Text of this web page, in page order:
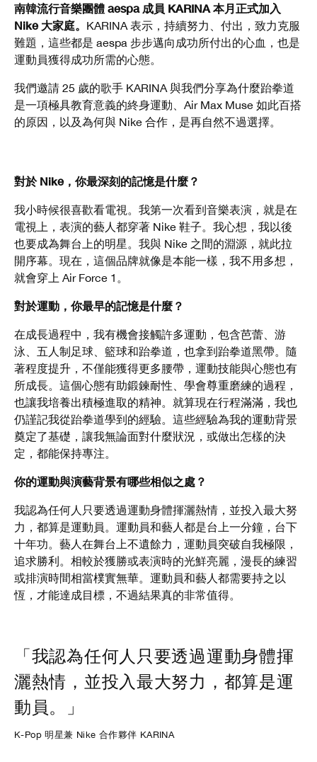
南韓流行音樂團體 aespa 成員 KARINA 本月正式加入
Nike 大家庭。 KARINA 表示，持續努力、付出，致力克服
難題，這些都是 aespa 步步邁向成功所付出的心血，也是
運動員獲得成功所需的心態。
我們邀請 25 歲的歌手 KARINA 與我們分享為什麼跆拳道
是一項極具教育意義的終身運動、Air Max Muse 如此百搭
的原因，以及為何與 Nike 合作，是再自然不過選擇。
對於 Nike，你最深刻的記憶是什麼？
我小時候很喜歡看電視。我第一次看到音樂表演，就是在
電視上，表演的藝人都穿著 Nike 鞋子。我心想，我以後
也要成為舞台上的明星。我與 Nike 之間的淵源，就此拉
開序幕。現在，這個品牌就像是本能一樣，我不用多想，
就會穿上 Air Force 1。
對於運動，你最早的記憶是什麼？
在成長過程中，我有機會接觸許多運動，包含芭蕾、游
泳、五人制足球、籃球和跆拳道，也拿到跆拳道黑帶。隨
著程度提升，不僅能獲得更多腰帶，運動技能與心態也有
所成長。這個心態有助鍛鍊耐性、學會尊重磨練的過程，
也讓我培養出積極進取的精神。就算現在行程滿滿，我也
仍謹記我從跆拳道學到的經驗。這些經驗為我的運動背景
奠定了基礎，讓我無論面對什麼狀況，或做出怎樣的決
定，都能保持專注。
你的運動與演藝背景有哪些相似之處？
我認為任何人只要透過運動身體揮灑熱情，並投入最大努
力，都算是運動員。運動員和藝人都是台上一分鐘，台下
十年功。藝人在舞台上不遺餘力，運動員突破自我極限，
追求勝利。相較於獲勝或表演時的光鮮亮麗，漫長的練習
或排演時間相當樸實無華。運動員和藝人都需要持之以
恆，才能達成目標，不過結果真的非常值得。
「我認為任何人只要透過運動身體揮
灑熱情，並投入最大努力，都算是運
動員。」
K-Pop 明星兼 Nike 合作夥伴 KARINA